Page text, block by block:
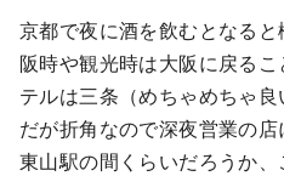
京都で夜に酒を飲むとなる
阪時や観光時は大阪に戻る
テルは三条（めちゃめちゃ
だが折角なので深夜営業の
東山駅の間くらいだろうか